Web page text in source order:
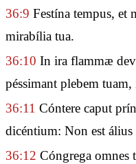
36:9 Festína tempus, et
mirabília tua.
36:10 In ira flammæ
péssimant plebem
36:11 Cóntere caput
dicéntium: Non est
36:12 Cóngrega omnes